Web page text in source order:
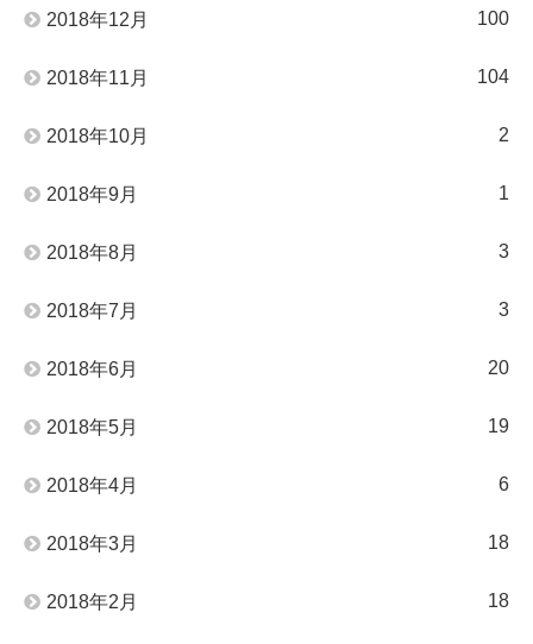
2018年12月 100
2018年11月 104
2018年10月 2
2018年9月 1
2018年8月 3
2018年7月 3
2018年6月 20
2018年5月 19
2018年4月 6
2018年3月 18
2018年2月 18